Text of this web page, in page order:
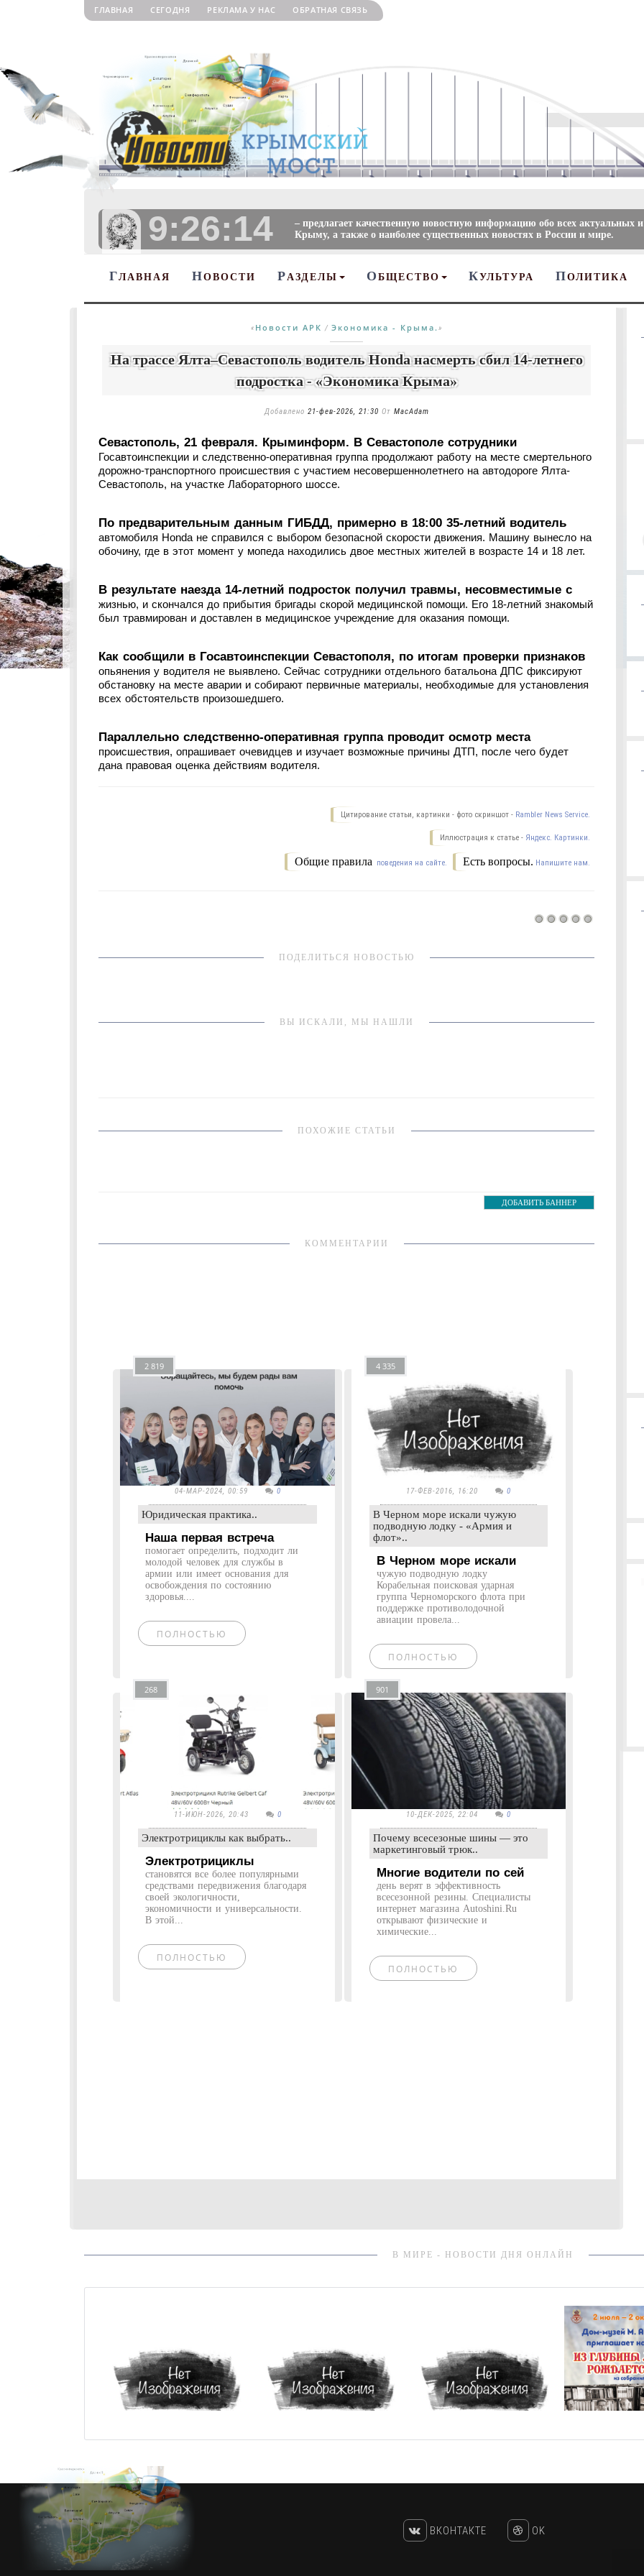
ГЛАВНАЯ СЕГОДНЯ РЕКЛАМА У НАС ОБРАТНАЯ СВЯЗЬ
9:26:14
– предлагает качественную новостную информацию обо всех актуальных
Крыму, а также о наиболее существенных новостях в России и мире.
ГЛАВНАЯ НОВОСТИ Р АЗДЕЛЫ О БЩЕСТВО КУЛЬТУРА ПОЛИТИКА
« Новости АРК / Экономика - Крыма. »
На трассе Ялта–Севастополь водитель Honda насмерть сбил 14-летнего
подростка - «Экономика Крыма»
Добавлено 21-фев-2026, 21:30 От MacAdam
Севастополь, 21 февраля. Крыминформ. В Севастополе сотрудники
Госавтоинспекции и следственно-оперативная группа продолжают работу на месте смертельного
дорожно-транспортного происшествия с участием несовершеннолетнего на автодороге Ялта-
Севастополь, на участке Лабораторного шоссе.
По предварительным данным ГИБДД, примерно в 18:00 35-летний водитель
автомобиля Honda не справился с выбором безопасной скорости движения. Машину вынесло на
обочину, где в этот момент у мопеда находились двое местных жителей в возрасте 14 и 18 лет.
В результате наезда 14-летний подросток получил травмы, несовместимые с
жизнью, и скончался до прибытия бригады скорой медицинской помощи. Его 18-летний знакомый
был травмирован и доставлен в медицинское учреждение для оказания помощи.
Как сообщили в Госавтоинспекции Севастополя, по итогам проверки признаков
опьянения у водителя не выявлено. Сейчас сотрудники отдельного батальона ДПС фиксируют
обстановку на месте аварии и собирают первичные материалы, необходимые для установления
всех обстоятельств произошедшего.
Параллельно следственно-оперативная группа проводит осмотр места
происшествия, опрашивает очевидцев и изучает возможные причины ДТП, после чего будет
дана правовая оценка действиям водителя.
Цитирование статьи, картинки - фото скриншот - Rambler News Service.
Иллюстрация к статье - Яндекс. Картинки.
Есть вопросы. Напишите нам.
Общие правила поведения на сайте.
ПОДЕЛИТЬСЯ НОВОСТЬЮ
ВЫ ИСКАЛИ, МЫ НАШЛИ
ПОХОЖИЕ СТАТЬИ
ДОБАВИТЬ БАННЕР
КОММЕНТАРИИ
2 819
04-МАР-2024, 00:59 0
Юридическая практика..
Наша первая встреча
помогает определить, подходит ли
молодой человек для службы в
армии или имеет основания для
освобождения по состоянию
здоровья....
ПОЛНОСТЬЮ
4 335
17-ФЕВ-2016, 16:20 0
В Черном море искали чужую
подводную лодку - «Армия и
флот»..
В Черном море искали
чужую подводную лодку
Корабельная поисковая ударная
группа Черноморского флота при
поддержке противолодочной
авиации провела...
ПОЛНОСТЬЮ
268
11-ИЮН-2026, 20:43 0
Электротрициклы как выбрать..
Электротрициклы
становятся все более популярными
средствами передвижения благодаря
своей экологичности,
экономичности и универсальности.
В этой...
ПОЛНОСТЬЮ
901
10-ДЕК-2025, 22:04 0
Почему всесезоные шины — это
маркетинговый трюк..
Многие водители по сей
день верят в эффективность
всесезонной резины. Специалисты
интернет магазина Autoshini.Ru
открывают физические и
химические...
ПОЛНОСТЬЮ
В МИРЕ - НОВОСТИ ДНЯ ОНЛАЙН
ВКОНТАКТЕ OK